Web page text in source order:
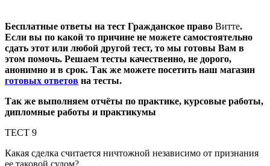
Бесплатные ответы на тест Гражданское право Витте.
Если вы по какой то причине не можете самостоятельно
сдать этот или любой другой тест, то мы готовы Вам в
этом помочь. Решаем тесты качественно, не дорого,
анонимно и в срок. Так же можете посетить наш магазин
готовых ответов на тесты.
Так же выполняем отчёты по практике, курсовые работы,
дипломные работы и практикумы
ТЕСТ 9
Какая сделка считается ничтожной независимо от признания
ее таковой судом?